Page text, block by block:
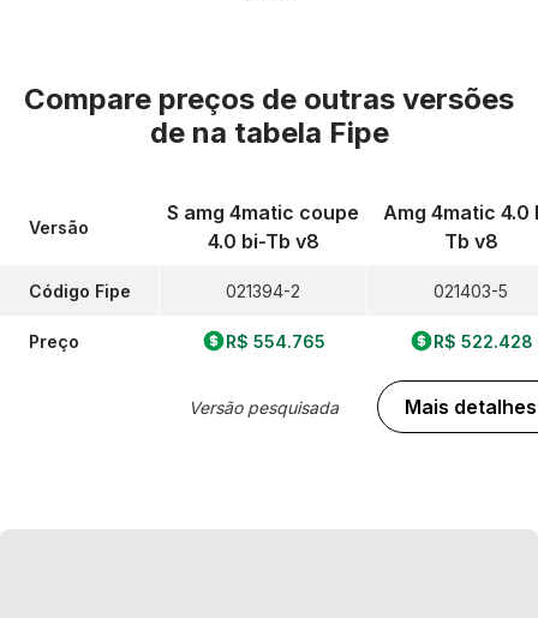
Compare preços de outras versões
de na tabela Fipe
Versão
Código Fipe
Preço
S amg 4matic coupe
4.0 bi-Tb v8
021394-2
R$ 554.765
Versão pesquisada
Amg 4matic 4.0
Tb v8
021403-5
R$ 522.428
Mais detalhes